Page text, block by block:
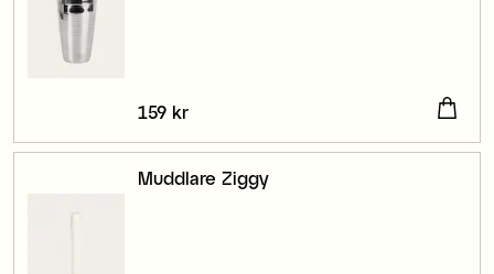
Pris :159 kr
159 kr
Muddlare Ziggy